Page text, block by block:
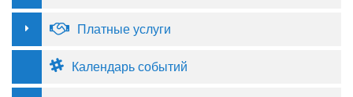
Платные услуги
Календарь событий